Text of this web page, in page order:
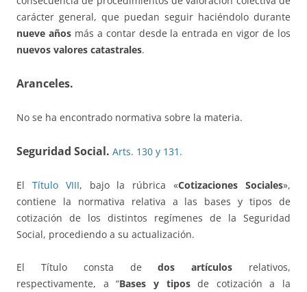
carácter general, que puedan seguir haciéndolo durante
nueve añosmás a contar desde la entrada en vigor de los
nuevos valores catastrales.
Aranceles.
No se ha encontrado normativa sobre la materia.
Seguridad Social. Arts. 130 y 131.
El Título VIII, bajo la rúbrica «Cotizaciones Sociales»,
contiene la normativa relativa a las bases y tipos de
cotización de los distintos regímenes de la Seguridad
Social, procediendo a su actualización.
El Título consta dedos artículos relativos,
respectivamente, a “Bases y tiposde cotización a la